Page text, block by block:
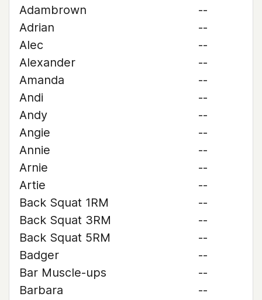
Adambrown
--
Adrian
--
Alec
--
Alexander
--
Amanda
--
Andi
--
Andy
--
Angie
--
Annie
--
Arnie
--
Artie
--
Back Squat 1RM
--
Back Squat 3RM
--
Back Squat 5RM
--
Badger
--
Bar Muscle-ups
--
Barbara
--